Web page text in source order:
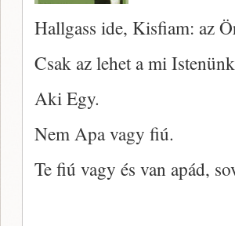
Hallgass ide, Kisfiam: az
Csak az lehet a mi
Aki Egy.
Nem Apa vagy fiú.
Te fiú vagy és van apád,